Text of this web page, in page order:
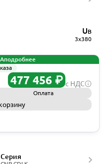
UВ
3x380
подробнее
477 456 ₽ с НДС
Оплата
Серия